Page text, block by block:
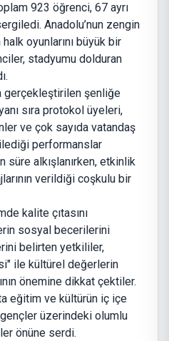
923 öğrenci, 67 ayrı
Anadolu’nun zengin
oyunlarını büyük bir
stadyumu dolduran
gerçekleştirilen şenliğe
sıra protokol üyeleri,
ve çok sayıda vatandaş
performanslar
süre alkışlanırken, etkinlik
verildiği coşkulu bir
kalite çıtasını
sosyal becerilerini
belirten yetkililer,
ile kültürel değerlerin
önemine dikkat çektiler.
eğitim ve kültürün iç içe
üzerindeki olumlu
önüne serdi.